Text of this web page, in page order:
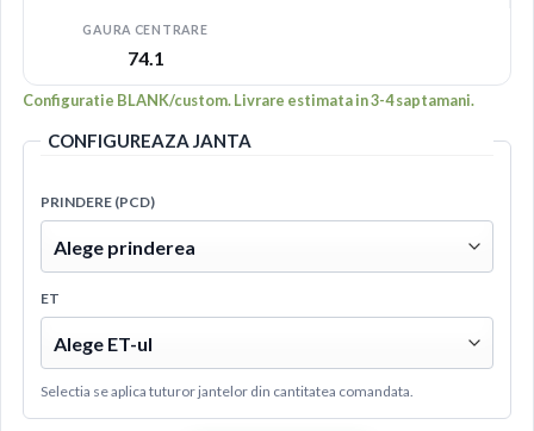
GAURA CENTRARE
74.1
Configuratie BLANK/custom. Livrare estimata in 3-4 saptamani.
CONFIGUREAZA JANTA
PRINDERE (PCD)
ET
Selectia se aplica tuturor jantelor din cantitatea comandata.